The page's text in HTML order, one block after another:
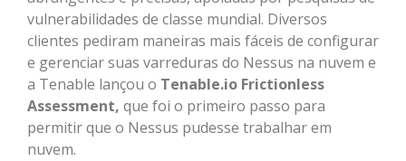
vulnerabilidades de classe mundial. Diversos
clientes pediram maneiras mais fáceis de configurar
e gerenciar suas varreduras do Nessus na nuvem e
a Tenable lançou o Tenable.io Frictionless
Assessment, que foi o primeiro passo para
permitir que o Nessus pudesse trabalhar em
nuvem.